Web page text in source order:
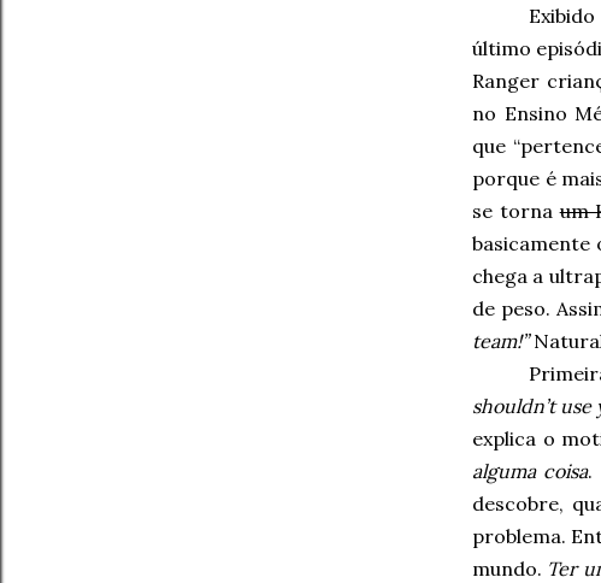
último
Ranger
no Ensino
que
porque é
se tornaum
basicamente
chega a
de peso.
team!”
shouldn’t
explica o
alguma coisa.
descobre,
problema.
mundo. Ter